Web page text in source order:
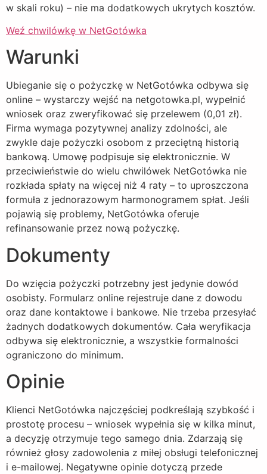
w skali roku) – nie ma dodatkowych ukrytych kosztów.
Weź chwilówkę w NetGotówka
Warunki
Ubieganie się o pożyczkę w NetGotówka odbywa się
online – wystarczy wejść na netgotowka.pl, wypełnić
wniosek oraz zweryfikować się przelewem (0,01 zł).
Firma wymaga pozytywnej analizy zdolności, ale
zwykle daje pożyczki osobom z przeciętną historią
bankową. Umowę podpisuje się elektronicznie. W
przeciwieństwie do wielu chwilówek NetGotówka nie
rozkłada spłaty na więcej niż 4 raty – to uproszczona
formuła z jednorazowym harmonogramem spłat. Jeśli
pojawią się problemy, NetGotówka oferuje
refinansowanie przez nową pożyczkę.
Dokumenty
Do wzięcia pożyczki potrzebny jest jedynie dowód
osobisty. Formularz online rejestruje dane z dowodu
oraz dane kontaktowe i bankowe. Nie trzeba przesyłać
żadnych dodatkowych dokumentów. Cała weryfikacja
odbywa się elektronicznie, a wszystkie formalności
ograniczono do minimum.
Opinie
Klienci NetGotówka najczęściej podkreślają szybkość i
prostotę procesu – wniosek wypełnia się w kilka minut,
a decyzję otrzymuje tego samego dnia. Zdarzają się
również głosy zadowolenia z miłej obsługi telefonicznej
i e-mailowej. Negatywne opinie dotyczą przede